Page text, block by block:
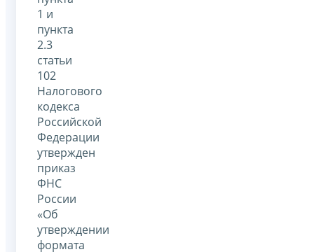
1 и
пункта
2.3
статьи
102
Налогового
кодекса
Российской
Федерации
утвержден
приказ
ФНС
России
«Об
утверждении
формата